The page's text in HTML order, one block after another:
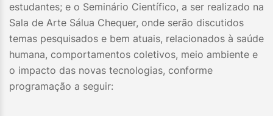
estudantes; e o Seminário Científico, a ser realizado na
Sala de Arte Sálua Chequer, onde serão discutidos
temas pesquisados e bem atuais, relacionados à saúde
humana, comportamentos coletivos, meio ambiente e
o impacto das novas tecnologias, conforme
programação a seguir: